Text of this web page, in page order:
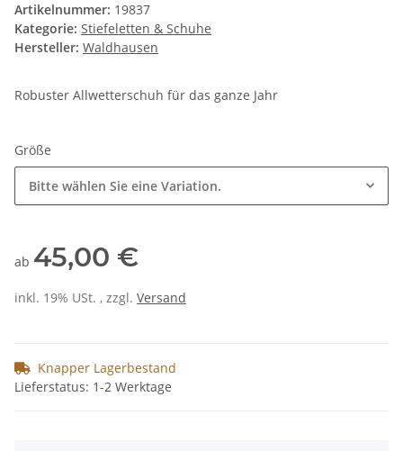
Artikelnummer: 19837
Kategorie: Stiefeletten & Schuhe
Hersteller: Waldhausen
Robuster Allwetterschuh für das ganze Jahr
Größe
Bitte wählen Sie eine Variation.
ab 45,00 €
inkl. 19% USt. , zzgl. Versand
Knapper Lagerbestand
Lieferstatus: 1-2 Werktage